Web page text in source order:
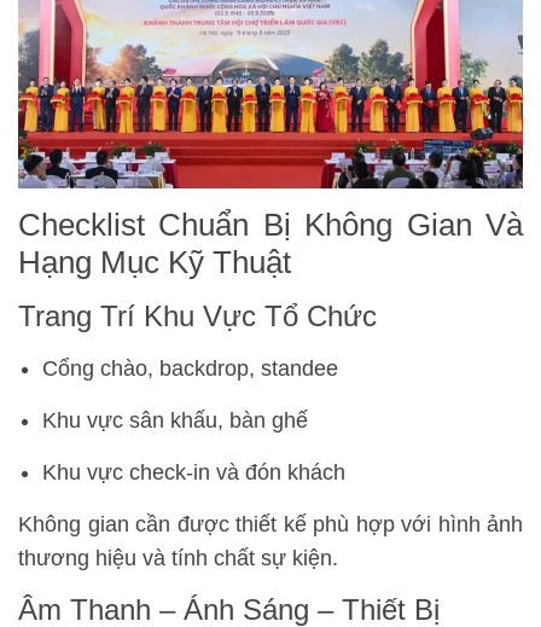
Checklist Chuẩn Bị Không Gian Và
Hạng Mục Kỹ Thuật
Trang Trí Khu Vực Tổ Chức
Cổng chào, backdrop, standee
Khu vực sân khấu, bàn ghế
Khu vực check-in và đón khách
Không gian cần được thiết kế phù hợp với hình ảnh
thương hiệu và tính chất sự kiện.
Âm Thanh – Ánh Sáng – Thiết Bị